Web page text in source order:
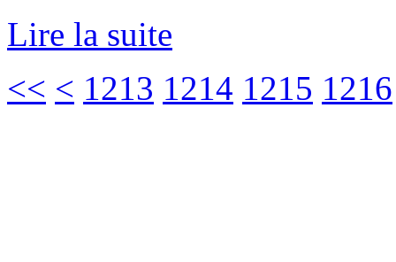
Lire la suite
<< < 1213 1214 1215 1216